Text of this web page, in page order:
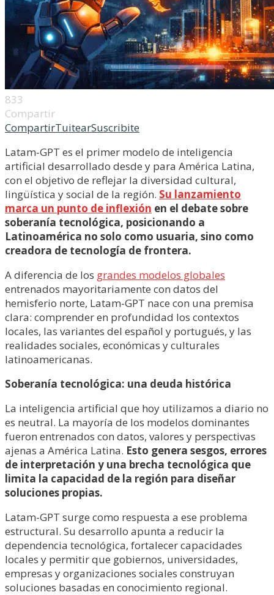
833
Compartir
CompartirTuitearSuscribite
Latam-GPT es el primer modelo de inteligencia
artificial desarrollado desde y para América Latina,
con el objetivo de reflejar la diversidad cultural,
lingüística y social de la región. Su lanzamiento
marca un punto de inflexión en el debate sobre
soberanía tecnológica, posicionando a
Latinoamérica no solo como usuaria, sino como
creadora de tecnología de frontera.
A diferencia de los grandes modelos globales
entrenados mayoritariamente con datos del
hemisferio norte, Latam-GPT nace con una premisa
clara: comprender en profundidad los contextos
locales, las variantes del español y portugués, y las
realidades sociales, económicas y culturales
latinoamericanas.
Soberanía tecnológica: una deuda histórica
La inteligencia artificial que hoy utilizamos a diario no
es neutral. La mayoría de los modelos dominantes
fueron entrenados con datos, valores y perspectivas
ajenas a América Latina. Esto genera sesgos, errores
de interpretación y una brecha tecnológica que
limita la capacidad de la región para diseñar
soluciones propias.
Latam-GPT surge como respuesta a ese problema
estructural. Su desarrollo apunta a reducir la
dependencia tecnológica, fortalecer capacidades
locales y permitir que gobiernos, universidades,
empresas y organizaciones sociales construyan
soluciones basadas en conocimiento regional.